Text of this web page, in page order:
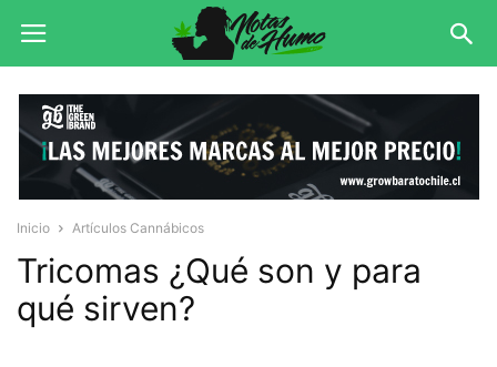
Inicio Artículos Cannábicos
Tricomas ¿Qué son y para
qué sirven?